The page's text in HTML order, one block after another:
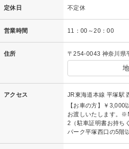
定休日 不定休
営業時間 11：00～20：00
住所 〒254-0043 神奈川県
アクセス
JR東海道本線 平塚駅
【お車の方】￥3,000
お渡しいたします。
2（駐車証明書お持ち
パーク平塚西口の5階